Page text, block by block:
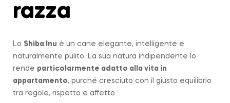
razza
Lo Shiba Inu è un cane elegante, intelligente e
naturalmente pulito. La sua natura indipendente lo
rende particolarmente adatto alla vita in
appartamento, purché cresciuto con il giusto equilibrio
tra regole, rispetto e affetto.